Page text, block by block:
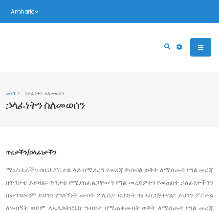
Amharic
ኃላፊነትን ስለመወሰን
መነሻ ኃላፊነትን ስለመወሰን
ጥረታችን/ኃላፊነታችን
ሚኒስቴራችን በዚህ ፖርታል ላይ በሚደረግ የመረጃ ቅብብል ወቅት ለሚሰጡት የግል መረጃ
በጥንቃቄ ይይዛል፡፡ ጥንቃቄ የሚያስፈልጋቸውን የግል መረጃዎትን የመጠበቅ ኃለፊነታችንን
በመገንዘብም ይህንን የግለኝነት መብት ፖሊሲና ደህንነት ገፅ አዘጋጅተናል፡፡ ይህንን ፖርታል
ለጉብኝት ወይም ለኤሌክትሮኒክ-ግብይት በሚጠቀሙበት ወቅት ለሚሰጡት የግል መረጃ